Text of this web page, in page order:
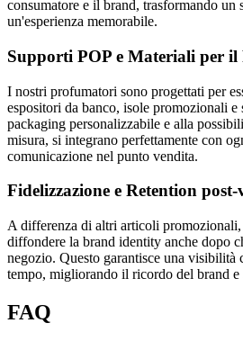
consumatore e il brand, trasformando un
un'esperienza memorabile.
Supporti POP e Materiali per il
I nostri profumatori sono progettati per
espositori da banco, isole promozionali e
packaging personalizzabile e alla
misura, si integrano perfettamente con
comunicazione nel punto vendita.
Fidelizzazione e Retention
A differenza di altri articoli
diffondere la brand identity anche dopo
negozio. Questo garantisce una visibilità
tempo, migliorando il ricordo del brand
FAQ